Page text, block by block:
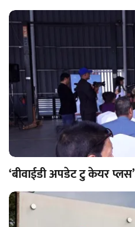
‘बीवाईडी अपडेट टु केयर